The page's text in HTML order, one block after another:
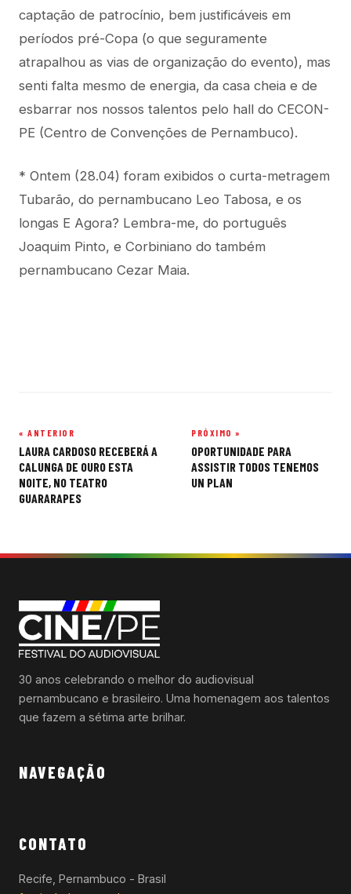
captação de patrocínio, bem justificáveis em
períodos pré-Copa (o que seguramente
atrapalhou as vias de organização do evento), mas
senti falta mesmo de energia, da casa cheia e de
esbarrar nos nossos talentos pelo hall do CECON-
PE (Centro de Convenções de Pernambuco).
* Ontem (28.04) foram exibidos o curta-metragem
Tubarão, do pernambucano Leo Tabosa, e os
longas E Agora? Lembra-me, do português
Joaquim Pinto, e Corbiniano do também
pernambucano Cezar Maia.
Navegação
de
Post
« ANTERIOR
LAURA CARDOSO RECEBERÁ A
CALUNGA DE OURO ESTA
NOITE, NO TEATRO
GUARARAPES
PRÓXIMO »
OPORTUNIDADE PARA
ASSISTIR TODOS TENEMOS
UN PLAN
30 anos celebrando o melhor do audiovisual
pernambucano e brasileiro. Uma homenagem aos talentos
que fazem a sétima arte brilhar.
NAVEGAÇÃO
CONTATO
Recife, Pernambuco - Brasil